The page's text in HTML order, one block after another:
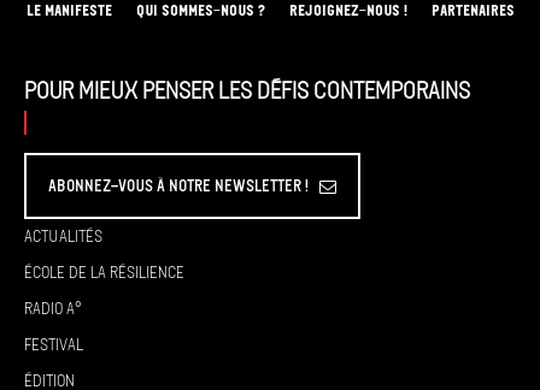
LE MANIFESTE QUI SOMMES-NOUS ? REJOIGNEZ-NOUS ! PARTENAIRES
Pour mieux penser les défis contemporains
Abonnez-vous à Notre Newsletter !
Actualités
École de la résilience
Radio A°
Festival
Édition